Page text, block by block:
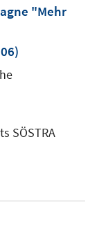
"Mehr
SÖSTRA